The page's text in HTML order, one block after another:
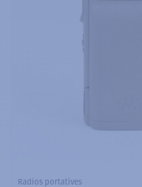
Radios portatives